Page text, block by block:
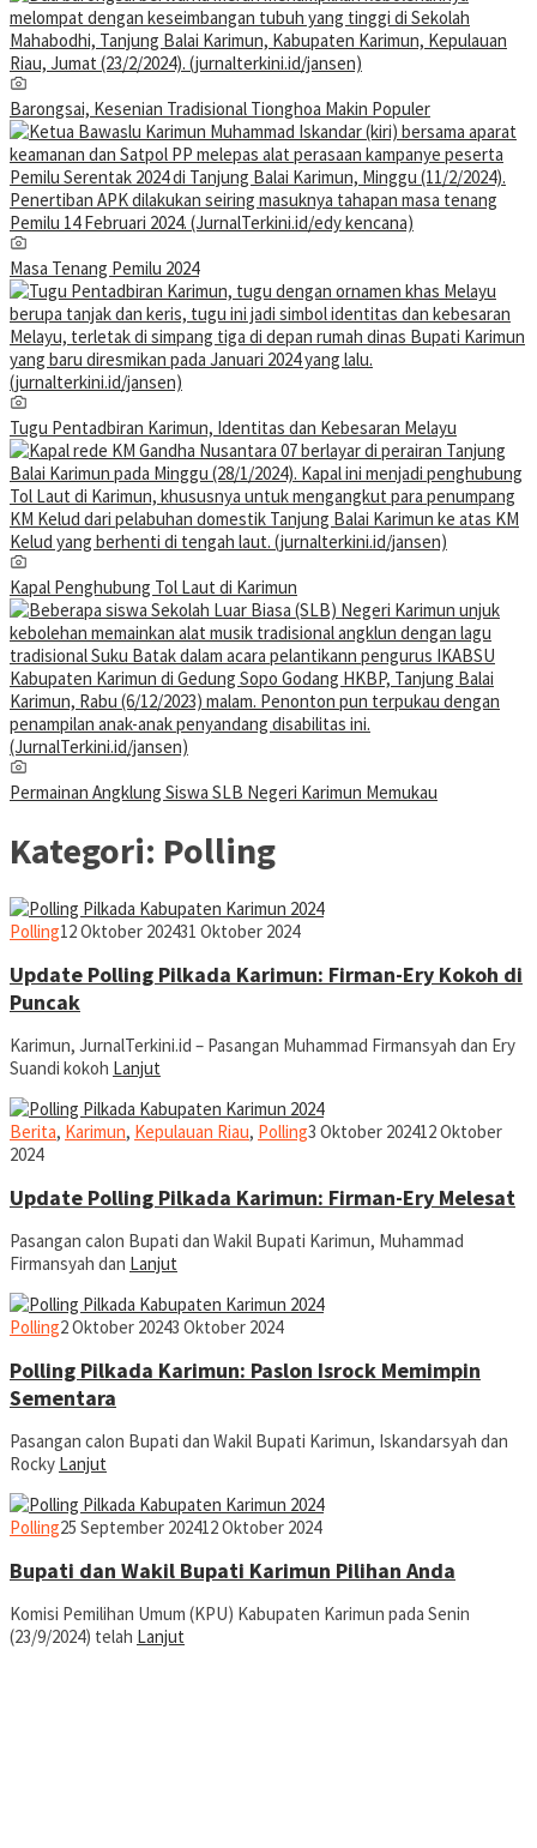
Barongsai, Kesenian Tradisional Tionghoa Makin Populer
Masa Tenang Pemilu 2024
Tugu Pentadbiran Karimun, Identitas dan Kebesaran Melayu
Kapal Penghubung Tol Laut di Karimun
Permainan Angklung Siswa SLB Negeri Karimun Memukau
Kategori: Polling
Pollingjurnal
12 Oktober 202431 Oktober 2024
Update Polling Pilkada Karimun: Firman-Ery Kokoh di
Puncak
Karimun, JurnalTerkini.id – Pasangan Muhammad Firmansyah dan Ery
Suandi kokoh Lanjut
Berita, Karimun, Kepulauan Riau, Pollingjurnal
3 Oktober 202412 Oktober
2024
Update Polling Pilkada Karimun: Firman-Ery Melesat
Pasangan calon Bupati dan Wakil Bupati Karimun, Muhammad
Firmansyah dan Lanjut
Pollingjurnal
2 Oktober 20243 Oktober 2024
Polling Pilkada Karimun: Paslon Isrock Memimpin
Sementara
Pasangan calon Bupati dan Wakil Bupati Karimun, Iskandarsyah dan
Rocky Lanjut
Pollingjurnal
25 September 202412 Oktober 2024
Bupati dan Wakil Bupati Karimun Pilihan Anda
Komisi Pemilihan Umum (KPU) Kabupaten Karimun pada Senin
(23/9/2024) telah Lanjut